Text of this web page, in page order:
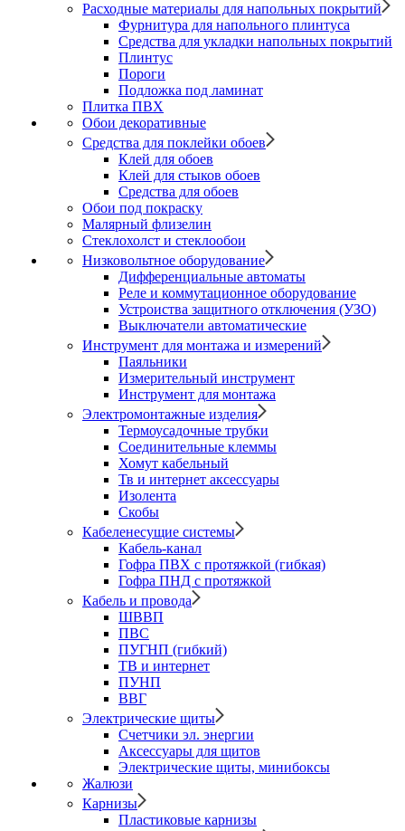
Расходные материалы для напольных покрытий
Фурнитура для напольного плинтуса
Средства для укладки напольных покрытий
Плинтус
Пороги
Подложка под ламинат
Плитка ПВХ
Обои декоративные
Средства для поклейки обоев
Клей для обоев
Клей для стыков обоев
Средства для обоев
Обои под покраску
Малярный флизелин
Стеклохолст и стеклообои
Низковольтное оборудование
Дифференциальные автоматы
Реле и коммутационное оборудование
Устроиства защитного отключения (УЗО)
Выключатели автоматические
Инструмент для монтажа и измерений
Паяльники
Измерительный инструмент
Инструмент для монтажа
Электромонтажные изделия
Термоусадочные трубки
Соединительные клеммы
Хомут кабельный
Тв и интернет аксессуары
Изолента
Скобы
Кабеленесущие системы
Кабель-канал
Гофра ПВХ с протяжкой (гибкая)
Гофра ПНД с протяжкой
Кабель и провода
ШВВП
ПВС
ПУГНП (гибкий)
ТВ и интернет
ПУНП
ВВГ
Электрические щиты
Счетчики эл. энергии
Аксессуары для щитов
Электрические щиты, минибоксы
Жалюзи
Карнизы
Пластиковые карнизы